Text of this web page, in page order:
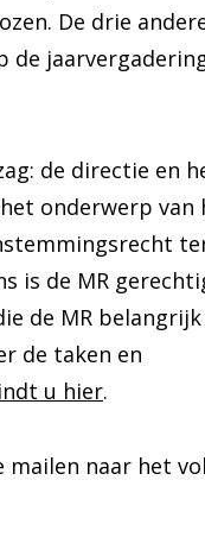
De drie
de
de directie en
onderwerp van
is de MR
de MR
de taken en
u hier.
naar het